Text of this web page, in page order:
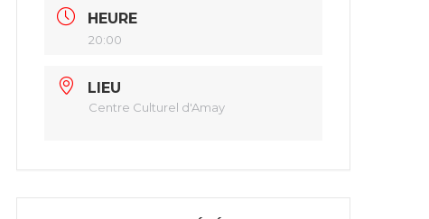
HEURE
20:00
LIEU
Centre Culturel d'Amay